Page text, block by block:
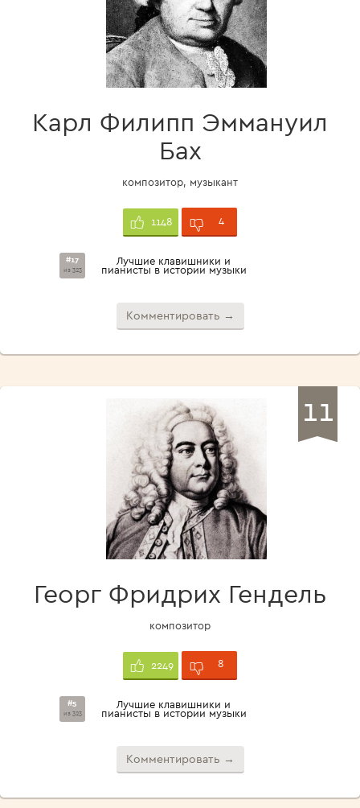
Карл Филипп Эммануил
Бах
композитор, музыкант
1148 4
#17
из 323
Лучшие клавишники и
пианисты в истории музыки
Комментировать →
11
Георг Фридрих Гендель
композитор
2249 8
#5
из 323
Лучшие клавишники и
пианисты в истории музыки
Комментировать →